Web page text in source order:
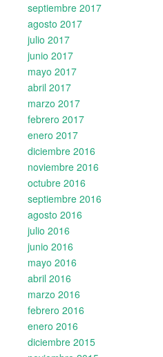
septiembre 2017
agosto 2017
julio 2017
junio 2017
mayo 2017
abril 2017
marzo 2017
febrero 2017
enero 2017
diciembre 2016
noviembre 2016
octubre 2016
septiembre 2016
agosto 2016
julio 2016
junio 2016
mayo 2016
abril 2016
marzo 2016
febrero 2016
enero 2016
diciembre 2015